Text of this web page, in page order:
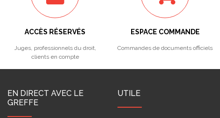
ACCÈS RÉSERVÉS
Juges, professionnels du droit,
clients en compte
ESPACE COMMANDE
Commandes de documents officiels
EN DIRECT AVEC LE
GREFFE
UTILE